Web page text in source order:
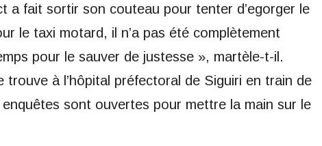
a fait sortir son couteau pour tenter d’egorger le
le taxi motard, il n’a pas été complètement
pour le sauver de justesse », martèle-t-il.
trouve à l’hôpital préfectoral de Siguiri en train de
sont ouvertes pour mettre la main sur le